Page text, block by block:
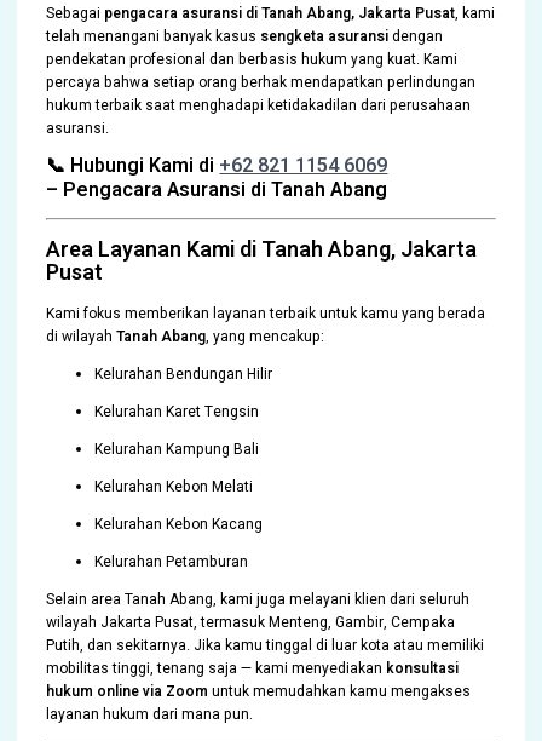
Sebagai pengacara asuransi di Tanah Abang, Jakarta Pusat, kami
telah menangani banyak kasus sengketa asuransidengan
pendekatan profesional dan berbasis hukum yang kuat. Kami
percaya bahwa setiap orang berhak mendapatkan perlindungan
hukum terbaik saat menghadapi ketidakadilan dari perusahaan
asuransi.
📞 Hubungi Kami di+62 821 1154 6069
– Pengacara Asuransi diTanah Abang
Area Layanan Kami di Tanah Abang, Jakarta
Pusat
Kami fokus memberikan layanan terbaik untuk kamu yang berada
di wilayahTanah Abang, yang mencakup:
Kelurahan Bendungan Hilir
Kelurahan Karet Tengsin
Kelurahan Kampung Bali
Kelurahan Kebon Melati
Kelurahan Kebon Kacang
Kelurahan Petamburan
Selain area Tanah Abang, kami juga melayani klien dari seluruh
wilayah Jakarta Pusat, termasuk Menteng, Gambir, Cempaka
Putih, dan sekitarnya. Jika kamu tinggal di luar kota atau memiliki
mobilitas tinggi, tenang saja — kami menyediakan konsultasi
hukum online via Zoom untuk memudahkan kamu mengakses
layanan hukum dari mana pun.